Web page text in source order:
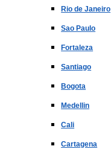
Rio de Janeiro
Sao Paulo
Fortaleza
Santiago
Bogota
Medellin
Cali
Cartagena